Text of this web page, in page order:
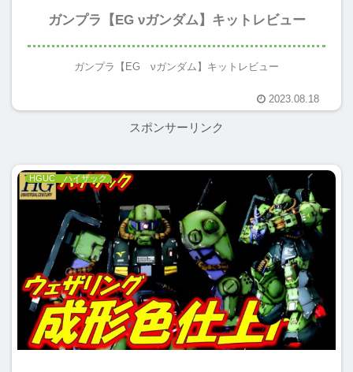
ガンプラ【EG νガンダム】キットレビュー
ガンプラ【EG νガンダム】キットレビュー
2023.08.18
スポンサーリンク
HGUC ハイザック